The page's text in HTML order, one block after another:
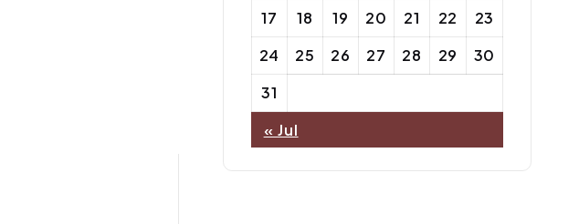
17
18 19 20 21 22
23
24
25 26 27 28 29
30
31
« Jul